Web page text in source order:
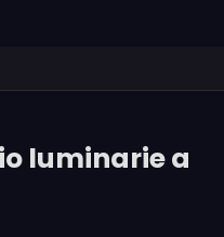
luminarie a